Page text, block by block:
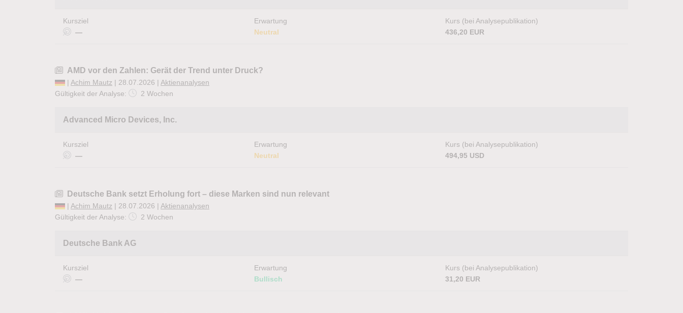
Kursziel
—
Erwartung
Neutral
Kurs (bei Analysepublikation)
436,20 EUR
AMD vor den Zahlen: Gerät der Trend unter Druck?
| Achim Mautz | 28.07.2026 | Aktienanalysen
Gültigkeit der Analyse:
2 Wochen
Advanced Micro Devices, Inc.
Kursziel
—
Erwartung
Neutral
Kurs (bei Analysepublikation)
494,95 USD
Deutsche Bank setzt Erholung fort – diese Marken sind nun relevant
| Achim Mautz | 28.07.2026 | Aktienanalysen
Gültigkeit der Analyse:
2 Wochen
Deutsche Bank AG
Kursziel
—
Erwartung
Bullisch
Kurs (bei Analysepublikation)
31,20 EUR